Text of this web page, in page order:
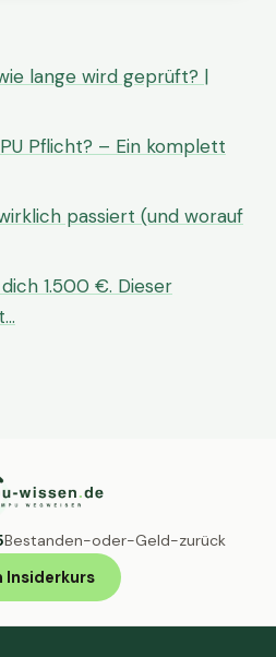
lange wird geprüft? |
Pflicht? – Ein komplett
passiert (und worauf
1.500 €. Dieser
Bestanden-oder-Geld-zurück
Insiderkurs